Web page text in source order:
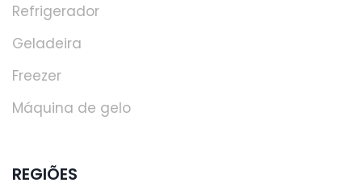
Refrigerador
Geladeira
Freezer
Máquina de gelo
REGIÕES